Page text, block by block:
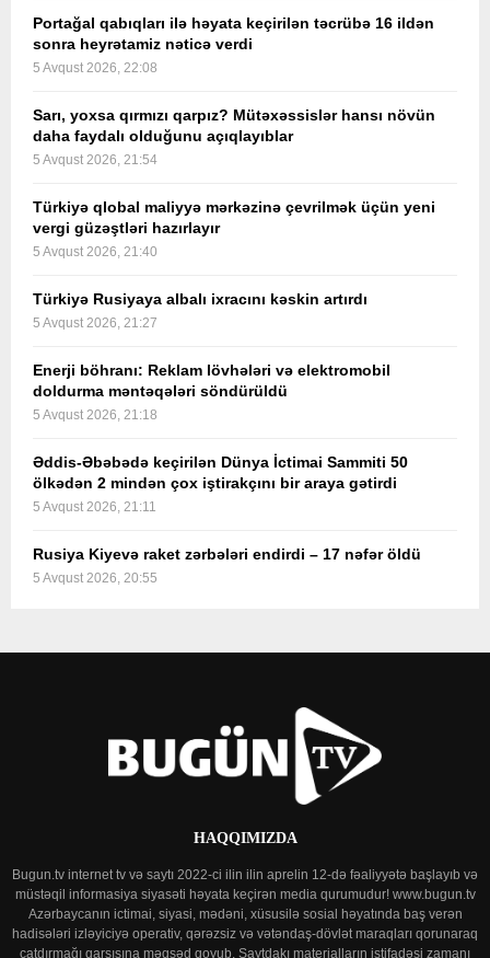
Portağal qabıqları ilə həyata keçirilən təcrübə 16 ildən
sonra heyrətamiz nəticə verdi
5 Avqust 2026, 22:08
Sarı, yoxsa qırmızı qarpız? Mütəxəssislər hansı növün
daha faydalı olduğunu açıqlayıblar
5 Avqust 2026, 21:54
Türkiyə qlobal maliyyə mərkəzinə çevrilmək üçün yeni
vergi güzəştləri hazırlayır
5 Avqust 2026, 21:40
Türkiyə Rusiyaya albalı ixracını kəskin artırdı
5 Avqust 2026, 21:27
Enerji böhranı: Reklam lövhələri və elektromobil
doldurma məntəqələri söndürüldü
5 Avqust 2026, 21:18
Əddis-Əbəbədə keçirilən Dünya İctimai Sammiti 50
ölkədən 2 mindən çox iştirakçını bir araya gətirdi
5 Avqust 2026, 21:11
Rusiya Kiyevə raket zərbələri endirdi – 17 nəfər öldü
5 Avqust 2026, 20:55
HAQQIMIZDA
Bugun.tv internet tv və saytı 2022-ci ilin ilin aprelin 12-də fəaliyyətə başlayıb və
müstəqil informasiya siyasəti həyata keçirən media qurumudur! www.bugun.tv
Azərbaycanın ictimai, siyasi, mədəni, xüsusilə sosial həyatında baş verən
hadisələri izləyiciyə operativ, qərəzsiz və vətəndaş-dövlət maraqları qorunaraq
çatdırmağı qarşısına məqsəd qoyub. Saytdakı materialların istifadəsi zamanı